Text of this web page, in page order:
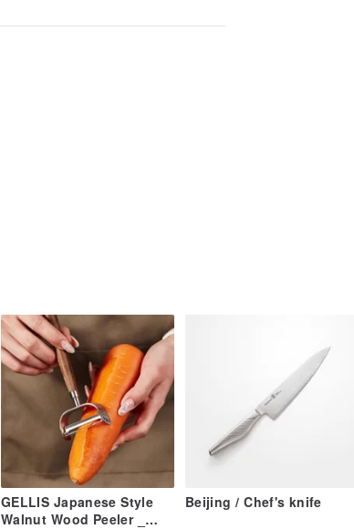
GELLIS Japanese Style
Walnut Wood Peeler _
Beijing / Chef's knife